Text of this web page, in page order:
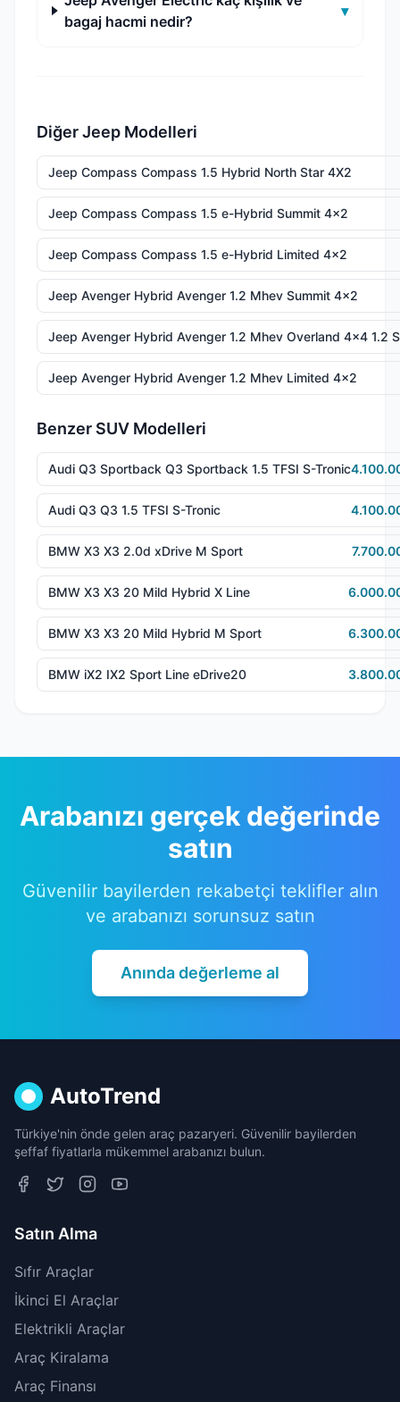
bagaj hacmi nedir?
▾
Diğer Jeep Modelleri
Jeep Compass Compass 1.5 Hybrid North Star 4X2
Jeep Compass Compass 1.5 e-Hybrid Summit 4x2
Jeep Compass Compass 1.5 e-Hybrid Limited 4x2
Jeep Avenger Hybrid Avenger 1.2 Mhev Summit 4x2
Jeep Avenger Hybrid Avenger 1.2 Mhev Overland 4x4 1.2
Jeep Avenger Hybrid Avenger 1.2 Mhev Limited 4x2
Benzer SUV Modelleri
Audi Q3 Sportback Q3 Sportback 1.5 TFSI S-Tronic
Audi Q3 Q3 1.5 TFSI S-Tronic
BMW X3 X3 2.0d xDrive M Sport
BMW X3 X3 20 Mild Hybrid X Line
BMW X3 X3 20 Mild Hybrid M Sport
BMW iX2 IX2 Sport Line eDrive20
Arabanızı gerçek değerinde
satın
Güvenilir bayilerden rekabetçi teklifler alın
ve arabanızı sorunsuz satın
Anında değerleme al
AutoTrend
Türkiye'nin önde gelen araç pazaryeri. Güvenilir bayilerden
şeffaf fiyatlarla mükemmel arabanızı bulun.
Satın Alma
Sıfır Araçlar
İkinci El Araçlar
Elektrikli Araçlar
Araç Kiralama
Araç Finansı